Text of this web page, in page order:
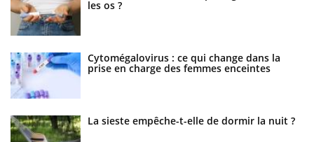
les os ?
Cytomégalovirus : ce qui change dans la
prise en charge des femmes enceintes
La sieste empêche-t-elle de dormir la nuit ?